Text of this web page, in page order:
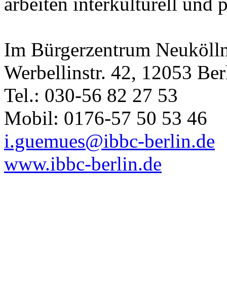
Im Bürgerzentrum
Werbellinstr. 42, 12053
Tel.: 030-56 82 27 53
Mobil: 0176-57 50 53 46
i.guemues@ibbc-berlin.de
www.ibbc-berlin.de